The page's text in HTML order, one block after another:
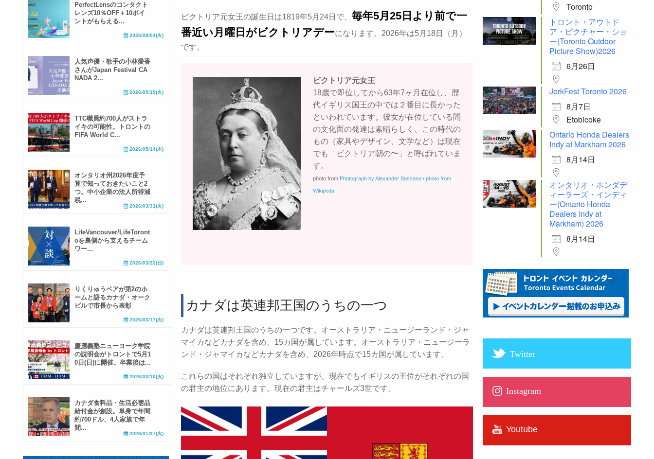
ビクトリア元女王の誕生日は1819年5月24日で、 毎年5月25日より前で一
番近い月曜日がビクトリアデーになります。2026年は5月18日（月）
です。
ビクトリア元女王
18歳で即位してから63年7ヶ月在位し、歴
代イギリス国王の中では２番目に長かった
といわれています。彼女が在位している間
の文化面の発達は素晴らしく、この時代の
もの（家具やデザイン、文学など）は現在
でも「ビクトリア朝の〜」と呼ばれていま
す。
photo from Photograph by Alexander Bassano / photo from
Wikipeda
カナダは英連邦王国のうちの一つ
カナダは英連邦王国のうちの一つです。オーストラリア・ニュージーランド・ジャ
マイカなどカナダを含め、15カ国が属しています。オーストラリア・ニュージーラ
ンド・ジャマイカなどカナダを含め、2026年時点で15カ国が属しています。
これらの国はそれぞれ独立していますが、現在でもイギリスの王位がそれぞれの国
の君主の地位にあります。現在の君主はチャールズ3世です。
PerfectLensのコンタクト
レンズ10％OFF＋10ポイ
ントがもらえる...
2026/08/04(火)
人気声優・歌手の小林愛香
さんがJapan Festival CA
NADA 2...
2026/05/19(火)
TTC職員約700人がストラ
イキの可能性。トロントの
FIFA World C...
2026/05/14(木)
オンタリオ州2026年度予
算で知っておきたいこと2
つ。中小企業の法人所得減
税...
2026/03/31(火)
LifeVancouver/LifeToront
oを裏側から支えるチーム
ワー...
2026/03/22(日)
りくりゅうペアが第2のホ
ームと語るカナダ・オーク
ビルで市長から表彰
2026/03/17(火)
慶應義塾ニューヨーク学院
の説明会がトロントで5月1
0日(日)に開催。卒業後は...
2026/03/10(火)
カナダ食料品・生活必需品
給付金が創設。単身で年間
約700ドル、4人家族で年
間...
2026/01/27(火)
Toronto
トロント・アウトド
ア・ピクチャー・ショ
ー(Toronto Outdoor
Picture Show)2026
6月26日
JerkFest Toronto 2026
8月7日
Etobicoke
Ontario Honda Dealers
Indy at Markham 2026
8月14日
オンタリオ・ホンダデ
ィーラーズ・インディ
ー(Ontario Honda
Dealers Indy at
Markham) 2026
8月14日
Twitter
Instagram
Youtube